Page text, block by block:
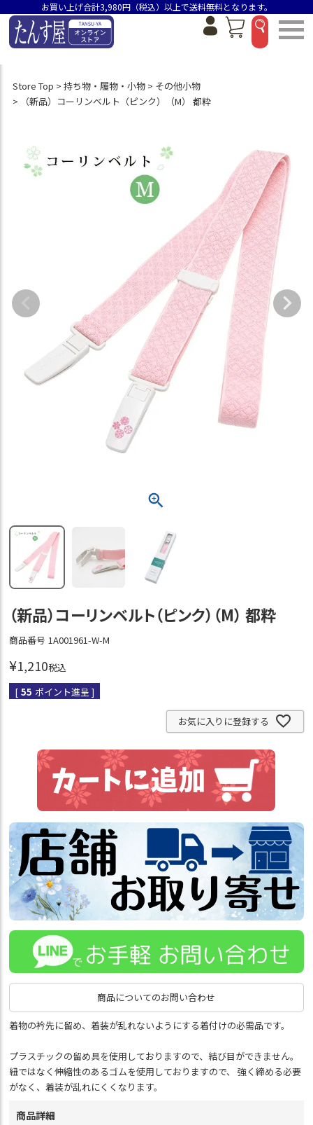
お買い上げ合計3,980円（税込）以上で送料無料となります。
Store Top 持ち物・履物・小物
その他小物
（新品）コーリンベルト（ピンク）（M） 都粋
（新品）コーリンベルト（ピンク）（M） 都粋
商品番号 1A001961-W-M
¥1,210税込
[ 55 ポイント進呈 ]
お気に入りに登録する
商品についてのお問い合わせ
着物の衿先に留め、着装が乱れないようにする着付けの必需品です。
プラスチックの留め具を使用しておりますので、結び目ができません。
紐ではなく伸縮性のあるゴムを使用しておりますので、 強く締める必要
がなく、着装が乱れにくくなります。
商品詳細